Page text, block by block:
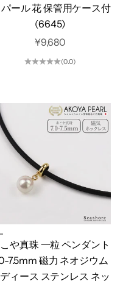
パール 花 保管用ケース付
(6645)
セール価格
¥9,680
(0.0)
ートに追加
や真珠 一粒 ペンダント
7.5mm 磁力 ネオジウム
ィース ステンレス ネッ